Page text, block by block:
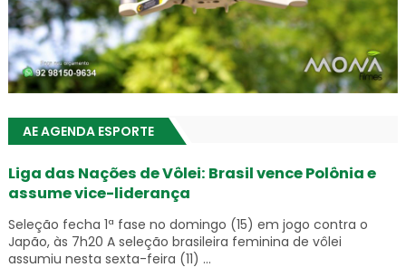
AE AGENDA ESPORTE
Liga das Nações de Vôlei: Brasil vence Polônia e
assume vice-liderança
Seleção fecha 1ª fase no domingo (15) em jogo contra o
Japão, às 7h20 A seleção brasileira feminina de vôlei
assumiu nesta sexta-feira (11) ...